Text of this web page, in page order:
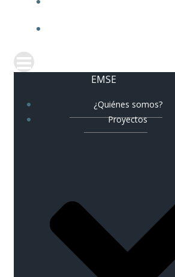
EMSE
¿Quiénes somos?
Proyectos